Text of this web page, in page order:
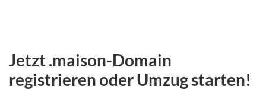
Jetzt .maison-Domain
registrieren oder Umzug starten!